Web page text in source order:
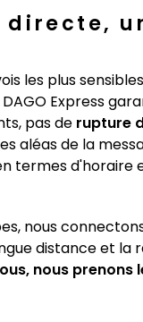
les plus
Express
pas de rupture
aléas de la
termes d'horaire
nous
distance et la
nous prenons